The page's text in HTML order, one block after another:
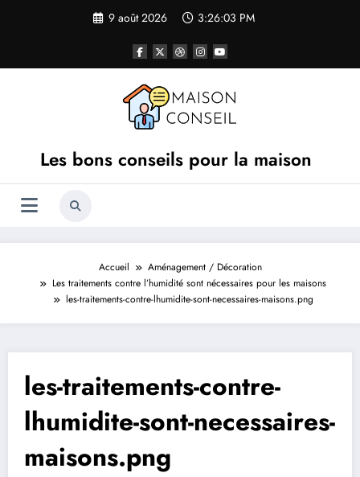
9 août 2026 3:26:03 PM
Les bons conseils pour la maison
Accueil
Aménagement / Décoration
Les traitements contre l’humidité sont nécessaires pour les maisons
les-traitements-contre-lhumidite-sont-necessaires-maisons.png
les-traitements-contre-
lhumidite-sont-necessaires-
maisons.png